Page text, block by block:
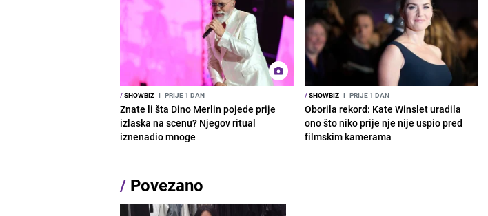
/SHOWBIZ I PRIJE 1 DAN
Znate li šta Dino Merlin pojede prije
izlaska na scenu? Njegov ritual
iznenadio mnoge
/SHOWBIZ I PRIJE 1 DAN
Oborila rekord: Kate Winslet uradila
ono što niko prije nje nije uspio pred
filmskim kamerama
/ Povezano